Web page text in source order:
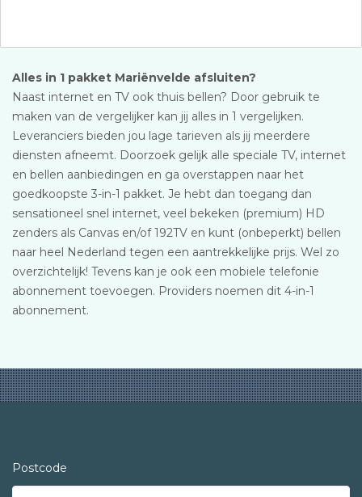
Alles in 1 pakket Mariënvelde afsluiten?
Naast internet en TV ook thuis bellen? Door gebruik te
maken van de vergelijker kan jij alles in 1 vergelijken.
Leveranciers bieden jou lage tarieven als jij meerdere
diensten afneemt. Doorzoek gelijk alle speciale TV, internet
en bellen aanbiedingen en ga overstappen naar het
goedkoopste 3-in-1 pakket. Je hebt dan toegang dan
sensationeel snel internet, veel bekeken (premium) HD
zenders als Canvas en/of 192TV en kunt (onbeperkt) bellen
naar heel Nederland tegen een aantrekkelijke prijs. Wel zo
overzichtelijk! Tevens kan je ook een mobiele telefonie
abonnement toevoegen. Providers noemen dit 4-in-1
abonnement.
Postcode